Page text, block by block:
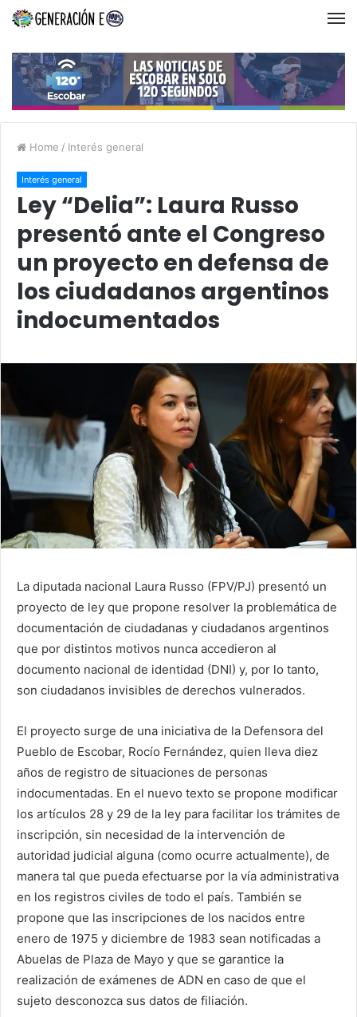
Home / Interés general
Interés general
Ley “Delia”: Laura Russo
presentó ante el Congreso
un proyecto en defensa de
los ciudadanos argentinos
indocumentados
La diputada nacional Laura Russo (FPV/PJ) presentó un
proyecto de ley que propone resolver la problemática de
documentación de ciudadanas y ciudadanos argentinos
que por distintos motivos nunca accedieron al
documento nacional de identidad (DNI) y, por lo tanto,
son ciudadanos invisibles de derechos vulnerados.
El proyecto surge de una iniciativa de la Defensora del
Pueblo de Escobar, Rocío Fernández, quien lleva diez
años de registro de situaciones de personas
indocumentadas. En el nuevo texto se propone modificar
los artículos 28 y 29 de la ley para facilitar los trámites de
inscripción, sin necesidad de la intervención de
autoridad judicial alguna (como ocurre actualmente), de
manera tal que pueda efectuarse por la vía administrativa
en los registros civiles de todo el país. También se
propone que las inscripciones de los nacidos entre
enero de 1975 y diciembre de 1983 sean notificadas a
Abuelas de Plaza de Mayo y que se garantice la
realización de exámenes de ADN en caso de que el
sujeto desconozca sus datos de filiación.